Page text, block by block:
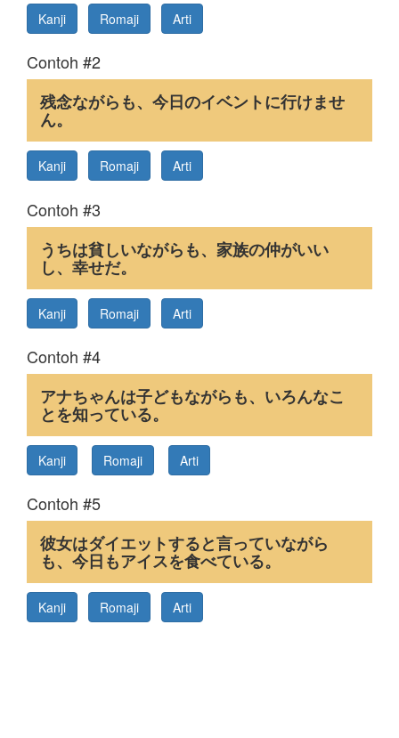
Kanji Romaji Arti
Contoh #2
残念ながらも、今日のイベントに行けませ
ん。
Kanji Romaji Arti
Contoh #3
うちは貧しいながらも、家族の仲がいい
し、幸せだ。
Kanji Romaji Arti
Contoh #4
アナちゃんは子どもながらも、いろんなこ
とを知っている。
Kanji Romaji Arti
Contoh #5
彼女はダイエットすると言っていながら
も、今日もアイスを食べている。
Kanji Romaji Arti